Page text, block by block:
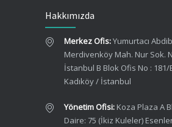
Hakkımızda
Merkez Ofis:Yumurtacı
Merdivenköy Mah. Nur Sok.
İstanbul B Blok Ofis No : 181/
Kadıköy / İstanbul
Yönetim Ofisi: Koza Plaza A
Daire: 75 (İkiz Kuleler)